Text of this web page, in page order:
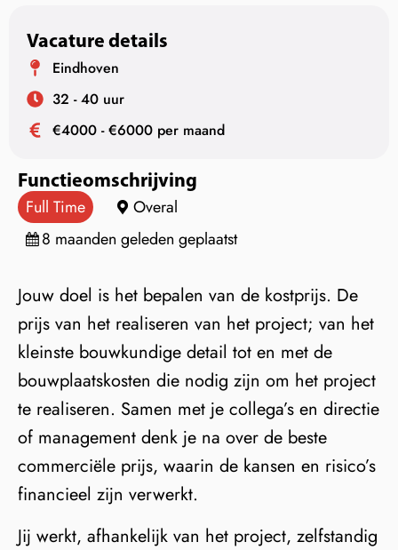
Vacature details
Eindhoven
32 - 40 uur
€4000 - €6000 per maand
Functieomschrijving
Full Time
Overal
8 maanden geleden geplaatst
Jouw doel is het bepalen van de kostprijs. De
prijs van het realiseren van het project; van het
kleinste bouwkundige detail tot en met de
bouwplaatskosten die nodig zijn om het project
te realiseren. Samen met je collega’s en directie
of management denk je na over de beste
commerciële prijs, waarin de kansen en risico’s
financieel zijn verwerkt.
Jij werkt, afhankelijk van het project, zelfstandig